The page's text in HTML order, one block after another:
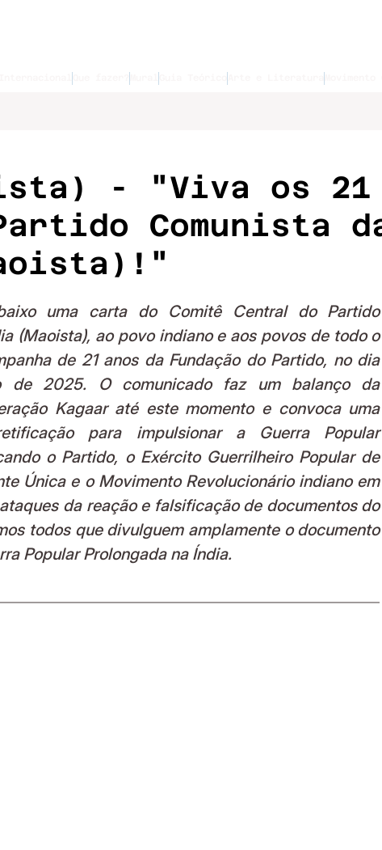
- "Viva os 21
Comunista
uma carta do Comitê Central do Partido
(Maoista), ao povo indiano e aos povos de todo o
de 21 anos da Fundação do Partido, no dia
de 2025. O comunicado faz um balanço da
Kagaar até este momento e convoca uma
para impulsionar a Guerra Popular
o Partido, o Exército Guerrilheiro Popular de
Única e o Movimento Revolucionário indiano em
da reação e falsificação de documentos do
todos que divulguem amplamente o documento
Popular Prolongada na Índia.